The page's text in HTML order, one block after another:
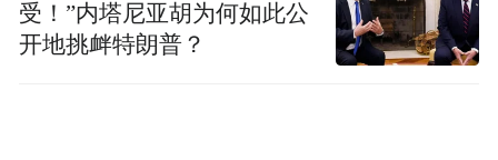
受！”内塔尼亚胡为何如此公
开地挑衅特朗普？